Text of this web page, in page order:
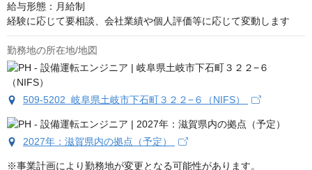
給与形態：月給制
経験に応じて要相談、会社業績や個人評価等に応じて変動します
勤務地の所在地/地図
509-5202 岐阜県土岐市下石町３２２−６（NIFS）
2027年：滋賀県内の拠点（予定）
※事業計画により勤務地が変更となる可能性があります。